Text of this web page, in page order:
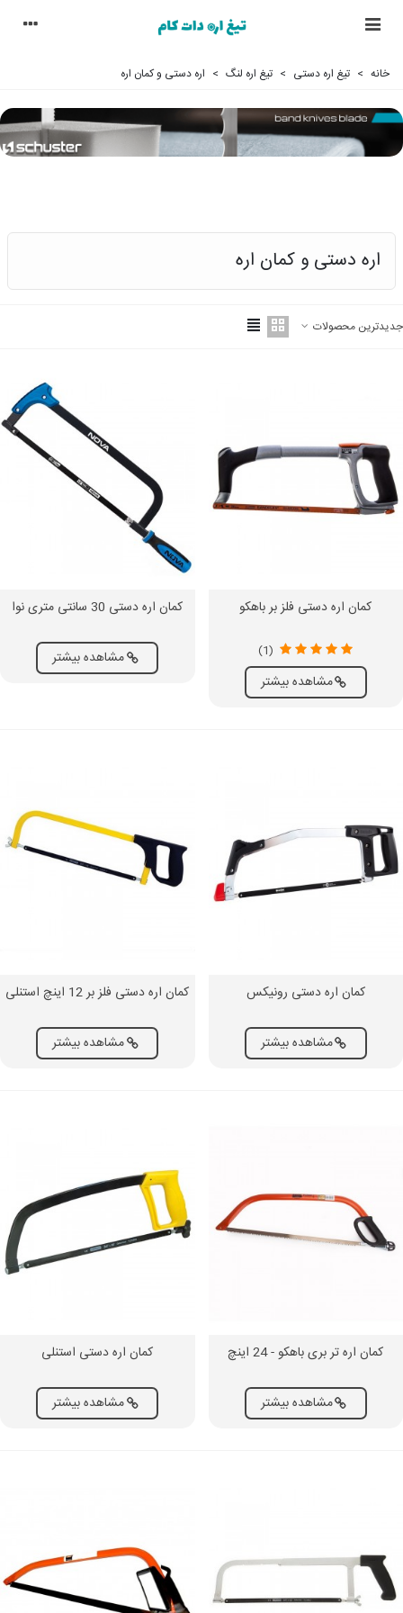
خانه > تیغ اره دستی > تیغ اره لنگ > اره دستی و کمان اره
اره دستی و کمان اره
جدیدترین محصولات
کمان اره دستی فلز بر باهکو
(1)
مشاهده بیشتر
کمان اره دستی 30 سانتی متری نوا
مشاهده بیشتر
کمان اره دستی رونیکس
مشاهده بیشتر
کمان اره دستی فلز بر 12 اینچ استنلی
مشاهده بیشتر
کمان اره تر بری باهکو - 24 اینچ
مشاهده بیشتر
کمان اره دستی استنلی
مشاهده بیشتر